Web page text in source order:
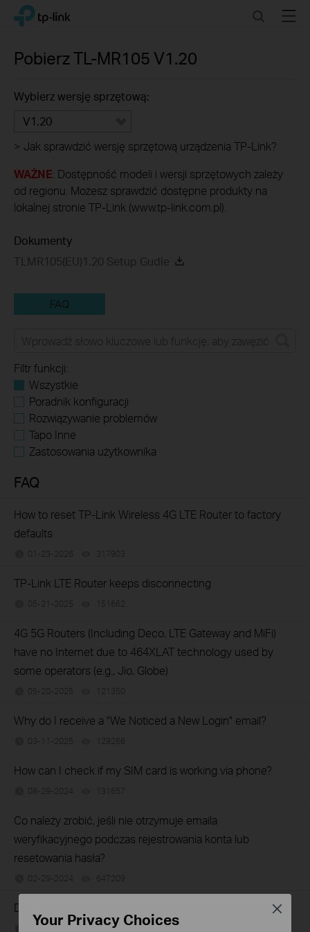
Click
navigation
TP-Link, Reliably Smart SearchMenu
PobierzTL-MR105 V1.20
Wybierz wersję sprzętową:
V1.20
> Jak sprawdzić wersję sprzętową urządzenia TP-Link?
WAŻNE: Dostępność modeli i wersji sprzętowych zależy
od regionu. Możesz sprawdzić dostępne produkty na
lokalnej stronie TP-Link (www.tp-link.com.pl).
Dokumenty
TLMR105(EU)1.20 Setup Gudie
FAQ
Filtr funkcji:
Wszystkie
Poradnik konfiguracji
Rozwiązywanie problemów
Tapo Inne
Zastosowania użytkownika
FAQ
How to reset TP-Link Wireless 4G LTE Router to factory
defaults
01-23-2026 317903
TP-Link LTE Router keeps disconnecting
05-21-2025 151662
4G 5G Routers (Including Deco, LTE Gateway and MiFi)
have no Internet due to 464XLAT technology used by
some operators (e.g., Jio, Globe)
05-20-2025 121350
Why do I receive a "We Noticed a New Login" email?
03-11-2025 129266
How can I check if my SIM card is working via phone?
08-29-2024 131657
Co należy zrobić, jeśli nie otrzymuje emaila
weryfikacyjnego podczas rejestrowania konta lub
resetowania hasła?
02-29-2024 647209
Dlaczego nie mogę uzyskać dostępu do tplinkwifi.net?
03-21-2022 16289805views
Your Privacy Choices
Close